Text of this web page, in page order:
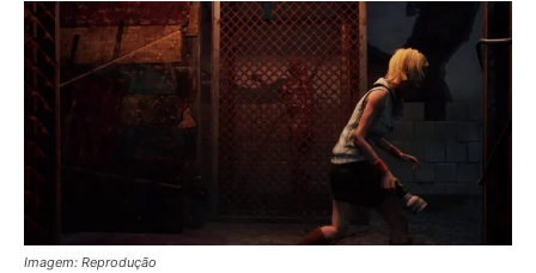
Imagem: Reprodução